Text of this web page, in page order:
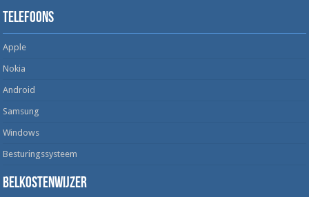
Telefoons
Apple
Nokia
Android
Samsung
Windows
Besturingssysteem
Belkostenwijzer